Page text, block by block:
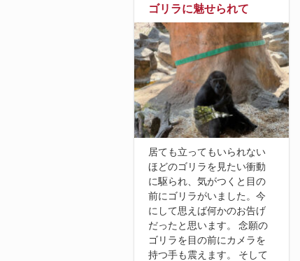
ゴリラに魅せられて
居ても立ってもいられない
ほどのゴリラを見たい衝動
に駆られ、気がつくと目の
前にゴリラがいました。今
にして思えば何かのお告げ
だったと思います。 念願の
ゴリラを目の前にカメラを
持つ手も震えます。 そして